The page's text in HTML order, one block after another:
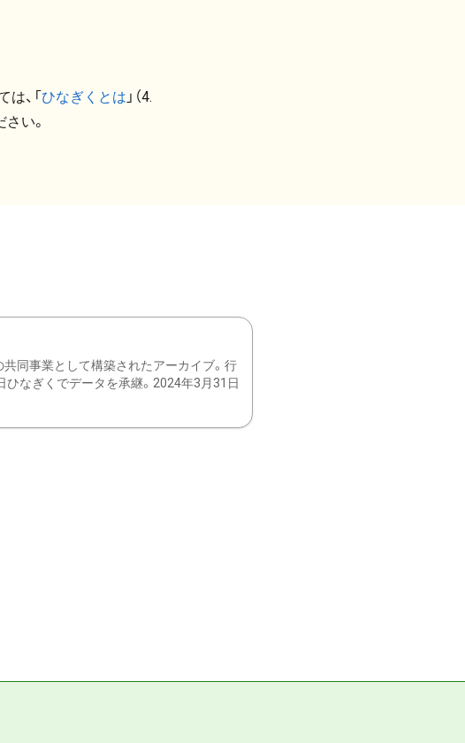
、「ひなぎくとは 」（4.
い。
共同事業として構築されたアーカイブ。行
ひなぎくでデータを承継。2024年3月31日